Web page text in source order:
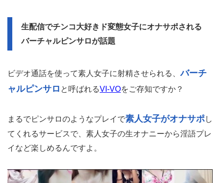
生配信でチンコ大好きド変態女子にオナサポされる
バーチャルピンサロが話題
ビデオ通話を使って素人女子に射精させられる、バーチ
ャルピンサロ と呼ばれるVI-VOをご存知ですか？
まるでピンサロのようなプレイで素人女子がオナサポし
てくれるサービスで、素人女子の生オナニーから淫語プレ
イなど楽しめるんですよ。